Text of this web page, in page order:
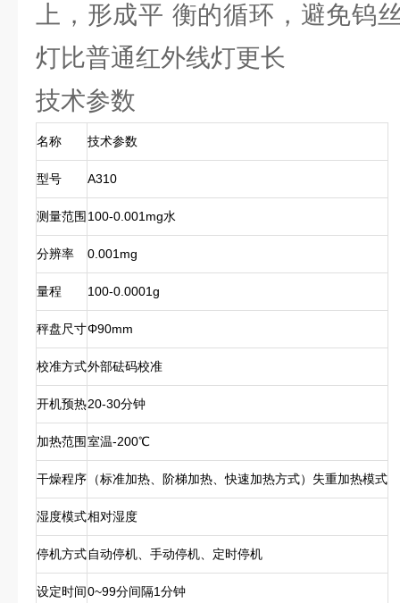
上，形成平 衡的循环，避免钨
灯比普通红外线灯更长
技术参数
名称 技术参数
型号 A310
测量范围 100-0.001mg水
分辨率 0.001mg
量程 100-0.0001g
秤盘尺寸Φ90mm
校准方式外部砝码校准
开机预热20-30分钟
加热范围室温-200℃
干燥程序 （标准加热、阶梯加热、快速加热方式）失重加热模式
湿度模式相对湿度
停机方式自动停机、手动停机、定时停机
设定时间0~99分间隔1分钟